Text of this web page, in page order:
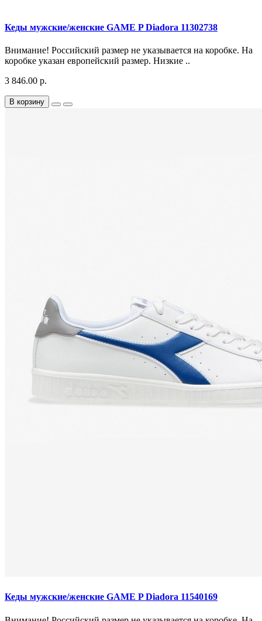
Кеды мужские/женские GAME P Diadora 11302738
Внимание! Российский размер не указывается на коробке. На
коробке указан европейский размер. Низкие ..
3 846.00 р.
В корзину
Кеды мужские/женские GAME P Diadora 11540169